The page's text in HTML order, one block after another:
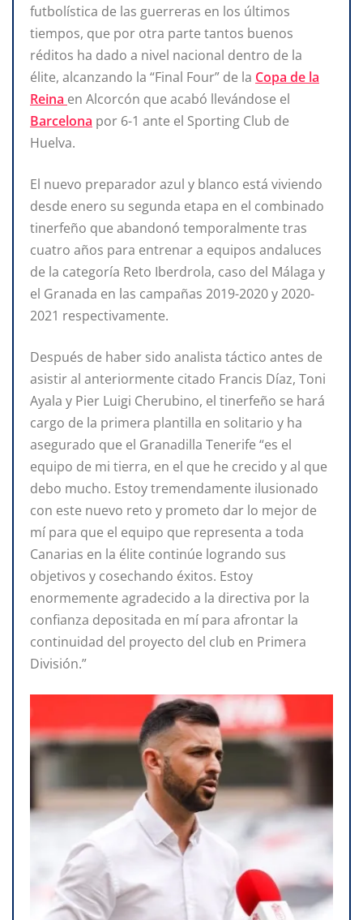
futbolística de las guerreras en los últimos
tiempos, que por otra parte tantos buenos
réditos ha dado a nivel nacional dentro de la
élite, alcanzando la “Final Four” de la Copa de la
Reina en Alcorcón que acabó llevándose el
Barcelona por 6-1 ante el Sporting Club de
Huelva.
El nuevo preparador azul y blanco está viviendo
desde enero su segunda etapa en el combinado
tinerfeño que abandonó temporalmente tras
cuatro años para entrenar a equipos andaluces
de la categoría Reto Iberdrola, caso del Málaga y
el Granada en las campañas 2019-2020 y 2020-
2021 respectivamente.
Después de haber sido analista táctico antes de
asistir al anteriormente citado Francis Díaz, Toni
Ayala y Pier Luigi Cherubino, el tinerfeño se hará
cargo de la primera plantilla en solitario y ha
asegurado que el Granadilla Tenerife “es el
equipo de mi tierra, en el que he crecido y al que
debo mucho. Estoy tremendamente ilusionado
con este nuevo reto y prometo dar lo mejor de
mí para que el equipo que representa a toda
Canarias en la élite continúe logrando sus
objetivos y cosechando éxitos. Estoy
enormemente agradecido a la directiva por la
confianza depositada en mí para afrontar la
continuidad del proyecto del club en Primera
División.”